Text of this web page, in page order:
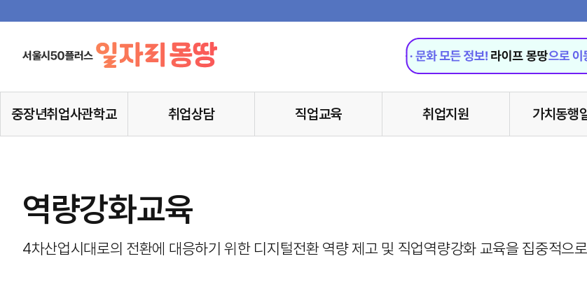
중장년취업사관학교 취업상담 직업교육 취업지원 가치동행
역량강화교육
4차산업시대로의 전환에 대응하기 위한 디지털전환 역량 제고 및 직업역량강화 교육을 집중적으